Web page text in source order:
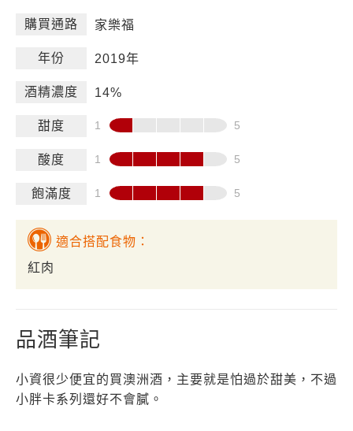
購買通路 家樂福
年份 2019年
酒精濃度 14%
甜度
酸度
飽滿度
適合搭配食物：
紅肉
品酒筆記
小資很少便宜的買澳洲酒，主要就是怕過於甜美，不過
小胖卡系列還好不會膩。